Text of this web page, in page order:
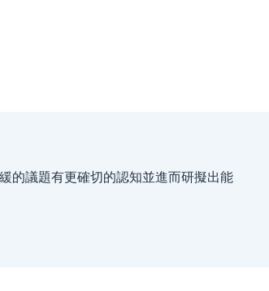
的議題有更確切的認知並進而研擬出能